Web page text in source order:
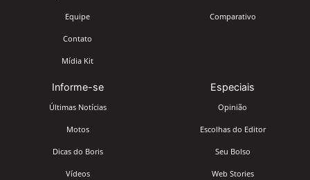
Equipe
Contato
Mídia Kit
Comparativo
Informe-se
Últimas Notícias
Motos
Dicas do Boris
Vídeos
Especiais
Opinião
Escolhas do Editor
Seu Bolso
Web Stories